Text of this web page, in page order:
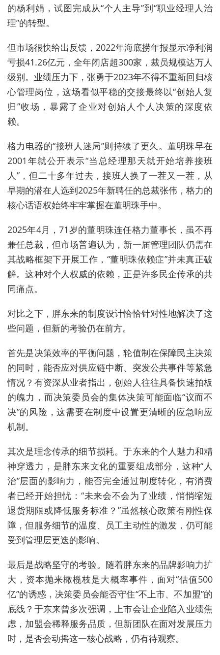
的杨利娟，试图完成从“个人主导”到“职业经理人治
理”的转型。
但市场很快给出反馈，2022年海底捞年报显示净利润
亏损41.26亿元，全年闭店超300家，裁员规模达万人
级别。业绩压力下，张勇于2023年不得不重新回归核
心管理岗位，这场看似平稳的交接最终以“创始人复
归”收场，暴露了企业对创始人个人决策的深度依
赖。
格力电器的“接班人迷局”则持续了更久。董明珠早在
2001年就公开表示“当总经理那天就开始培养接班
人”，但二十多年过去，接班人换了一茬又一茬，从
早期的潜在人选到2025年新聘任的总裁张伟 ，格力的
核心话语权始终牢牢掌握在董明珠手中。
2025年4月，71岁的董明珠连任格力董事长，虽不再
兼任总裁，但市场普遍认为，新一届管理团队仍需在
其战略框架下开展工作，“董明珠依赖症”并未真正破
解。这种对个人权威的依赖，正是许多民企传承的共
同痛点。
对比之下，胖东来的制度设计恰恰针对性地解决了这
些问题，但新的考验仍在前方。
首先是决策效率的平衡问题，轮值制在保障民主决策
的同时，能否应对供应链中断、突发公共事件等紧急
情况？有资深从业者指出，创始人往往具备快速拍板
的魄力，而决策委员会的集体决策可能面临“议而不
决”的风险，这需要在制度中设置更清晰的应急响应
机制。
其次是理念传承的细节损耗。于东来的个人魅力和精
神穿透力，是胖东来文化的重要组成部分，这种“人
治”层面的影响力，能否完全通过制度转化，有消费
者已经开始担忧：“未来会不会为了业绩，悄悄缩短
退货期限或降低服务标准？”虽然核心政策有刚性保
障，但服务细节的温度、员工主动性的激发，仍可能
受到管理层更迭的影响。
最后是战略坚守的考验。随着胖东来的品牌影响力扩
大，资本抛来橄榄枝是大概率事件，面对“估值500
亿”的诱惑，决策委员会能否守住“不上市、不加盟”的
底线？于东来曾多次强调，上市会让企业陷入业绩焦
虑，加盟会稀释服务品质，但新团队在面对发展压力
时，是否会动摇这一核心战略，仍有待观察。